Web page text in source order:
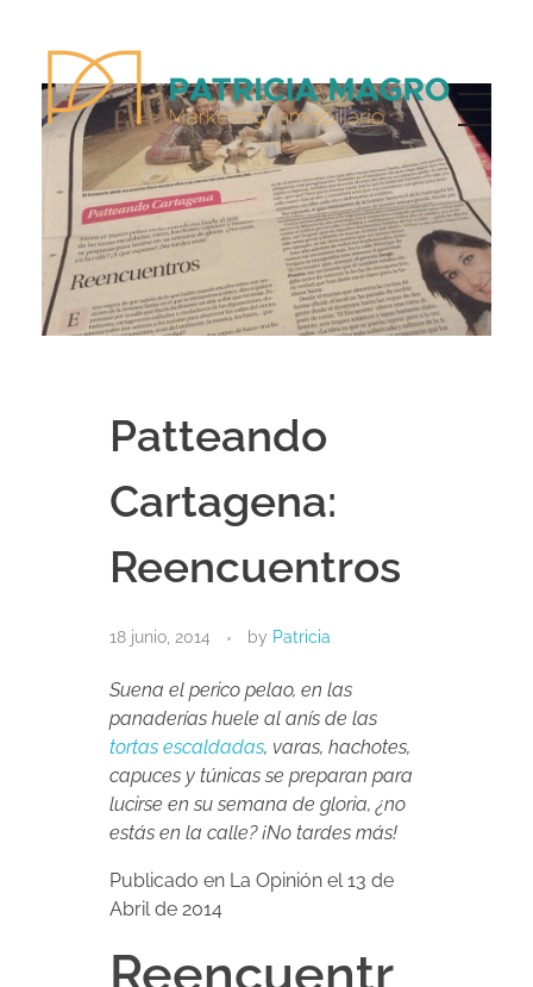
Patricia Magro - Comunicación y marketing inmobiliario
Patteando
Cartagena:
Reencuentros
18 junio, 2014 by Patricia
Suena el perico pelao, en las
panaderías huele al anís de las
tortas escaldadas, varas, hachotes,
capuces y túnicas se preparan para
lucirse en su semana de gloria, ¿no
estás en la calle? ¡No tardes más!
Publicado en La Opinión el 13 de
Abril de 2014
Reencuentr